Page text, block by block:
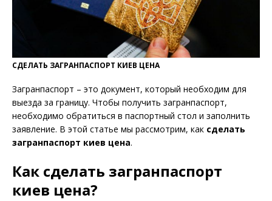
СДЕЛАТЬ ЗАГРАНПАСПОРТ КИЕВ ЦЕНА
Загранпаспорт – это документ, который необходим для
выезда за границу. Чтобы получить загранпаспорт,
необходимо обратиться в паспортный стол и заполнить
заявление. В этой статье мы рассмотрим, как сделать
загранпаспорт киев цена.
Как сделать загранпаспорт
киев цена?